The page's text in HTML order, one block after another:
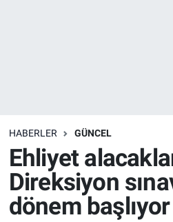
HABERLER GÜNCEL
Ehliyet
Direksiyon
dönem başlıyor